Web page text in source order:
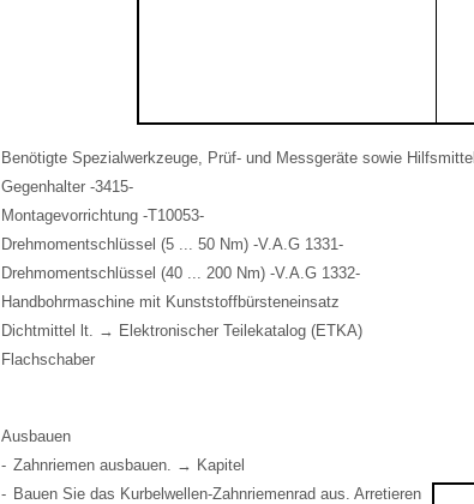
Benötigte Spezialwerkzeuge, Prüf- und Messgeräte sowie Hilfsmittel
Gegenhalter -3415-
Montagevorrichtung -T10053-
Drehmomentschlüssel (5 ... 50 Nm) -V.A.G 1331-
Drehmomentschlüssel (40 ... 200 Nm) -V.A.G 1332-
Handbohrmaschine mit Kunststoffbürsteneinsatz
Dichtmittel lt. → Elektronischer Teilekatalog (ETKA)
Flachschaber
Ausbauen
- Zahnriemen ausbauen. → Kapitel
- Bauen Sie das Kurbelwellen-Zahnriemenrad aus. Arretieren